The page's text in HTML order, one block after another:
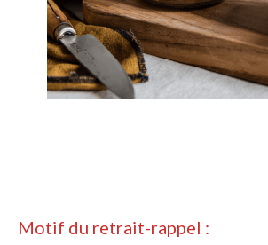
Motif du retrait-rappel :